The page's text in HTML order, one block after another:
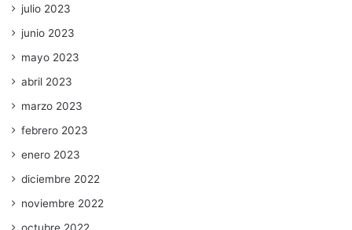
julio 2023
junio 2023
mayo 2023
abril 2023
marzo 2023
febrero 2023
enero 2023
diciembre 2022
noviembre 2022